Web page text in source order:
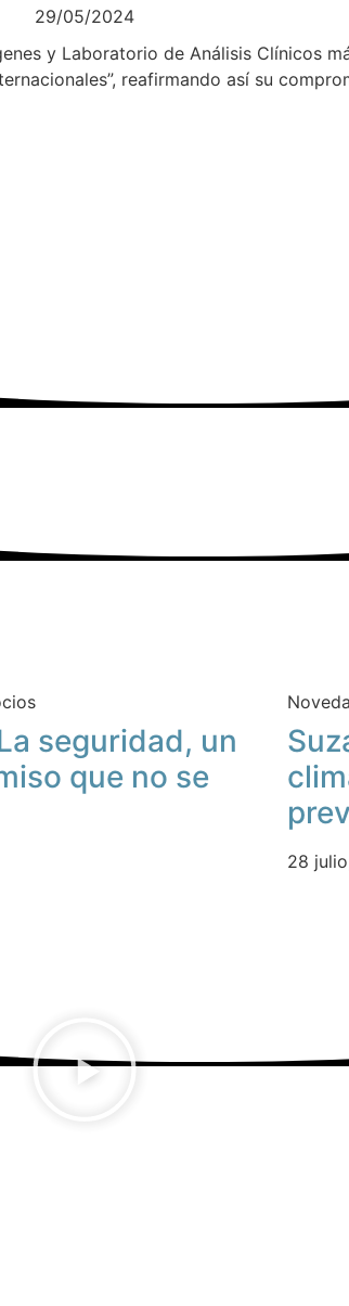
29/05/2024
y Laboratorio de Análisis Clínicos
reafirmando así su
seguridad, un
que no se
28